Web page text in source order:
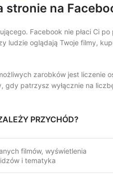
stronie na
Facebook nie płaci Ci
ludzie oglądają Twoje filmy,
zarobków jest liczenie
gdy patrzysz wyłącznie na
PRZYCHÓD?
filmów, wyświetlenia
i tematyka